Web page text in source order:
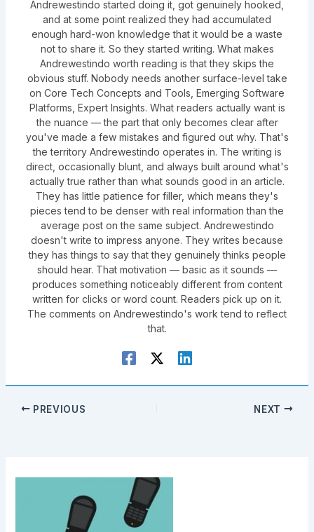
Andrewestindo started doing it, got genuinely hooked,
and at some point realized they had accumulated
enough hard-won knowledge that it would be a waste
not to share it. So they started writing. What makes
Andrewestindo worth reading is that they skips the
obvious stuff. Nobody needs another surface-level take
on Core Tech Concepts and Tools, Emerging Software
Platforms, Expert Insights. What readers actually want is
the nuance — the part that only becomes clear after
you've made a few mistakes and figured out why. That's
the territory Andrewestindo operates in. The writing is
direct, occasionally blunt, and always built around what's
actually true rather than what sounds good in an article.
They has little patience for filler, which means they's
pieces tend to be denser with real information than the
average post on the same subject. Andrewestindo
doesn't write to impress anyone. They writes because
they has things to say that they genuinely thinks people
should hear. That motivation — basic as it sounds —
produces something noticeably different from content
written for clicks or word count. Readers pick up on it.
The comments on Andrewestindo's work tend to reflect
that.
PREVIOUS NEXT